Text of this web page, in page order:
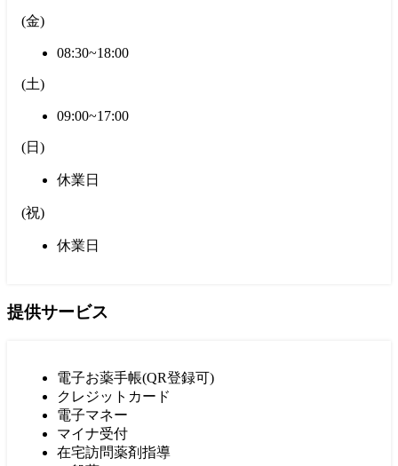
(金)
08:30~18:00
(土)
09:00~17:00
(日 )
休業日
(祝)
休業日
提供サービス
電子お薬手帳(QR登録可)
クレジットカード
電子マネー
マイナ受付
在宅訪問薬剤指導